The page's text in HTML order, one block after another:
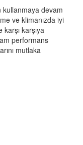
kullanmaya devam
ve klimanızda iyi
karşıya
performans
mutlaka